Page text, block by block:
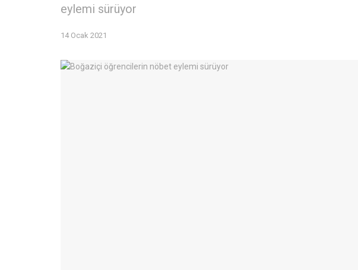
eylemi sürüyor
14 Ocak 2021